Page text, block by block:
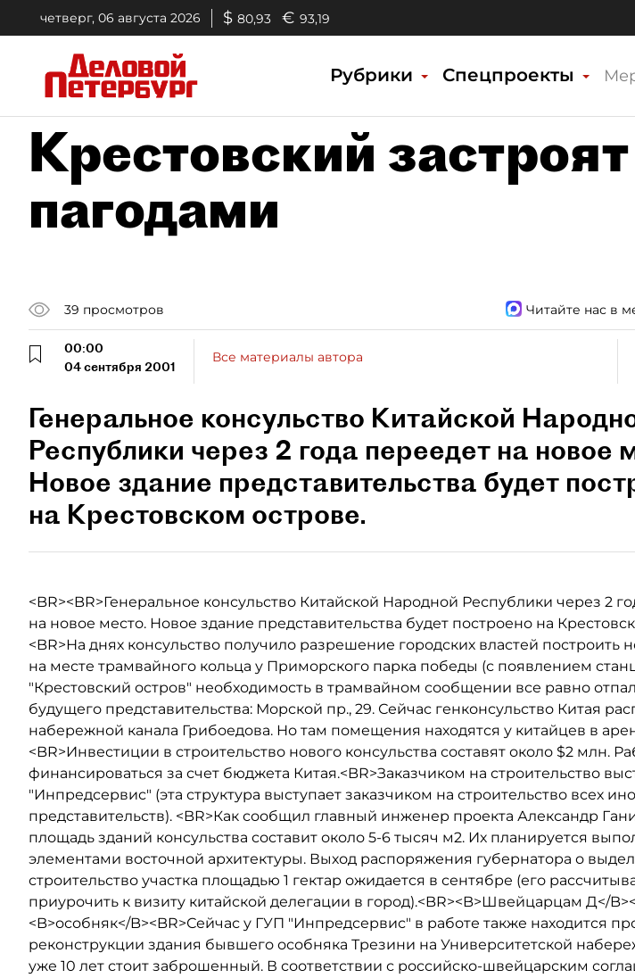
четверг, 06 августа 2026 $ 80,93 € 93,19
Рубрики Спецпроекты
Крестовский застроят
пагодами
39 просмотров Читайте нас в
00:00
04 сентября 2001
Все материалы автора
Генеральное консульство Китайской
Республики через 2 года переедет на новое
Новое здание представительства будет
на Крестовском острове.
<BR><BR>Генеральное консульство Китайской Народной Республики через 2
на новое место. Новое здание представительства будет построено на
<BR>На днях консульство получило разрешение городских властей построить
на месте трамвайного кольца у Приморского парка победы (с появлением
"Крестовский остров" необходимость в трамвайном сообщении все равно
будущего представительства: Морской пр., 29. Сейчас генконсульство Китая
набережной канала Грибоедова. Но там помещения находятся у китайцев в
<BR>Инвестиции в строительство нового консульства составят около $2 млн.
финансироваться за счет бюджета Китая.<BR>Заказчиком на строительство
"Инпредсервис" (эта структура выступает заказчиком на строительство всех
представительств). <BR>Как сообщил главный инженер проекта Александр
площадь зданий консульства составит около 5-6 тысяч м2. Их планируется
элементами восточной архитектуры. Выход распоряжения губернатора о
строительство участка площадью 1 гектар ожидается в сентябре (его
приурочить к визиту китайской делегации в город).<BR><B>Швейцарцам Д</
<B>особняк</B><BR>Сейчас у ГУП "Инпредсервис" в работе также находится
реконструкции здания бывшего особняка Трезини на Университетской
уже 10 лет стоит заброшенный. В соответствии с российско-швейцарским